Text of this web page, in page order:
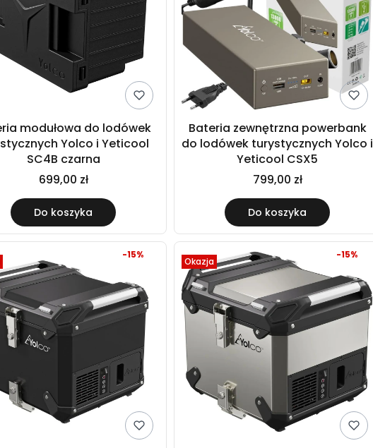
modułowa do lodówek
Yolco i Yeticool
SC4B czarna
699,00 zł
Do koszyka
Bateria zewnętrzna powerbank
do lodówek turystycznych Yolco i
Yeticool CSX5
799,00 zł
Do koszyka
-15%
Okazja
-15%